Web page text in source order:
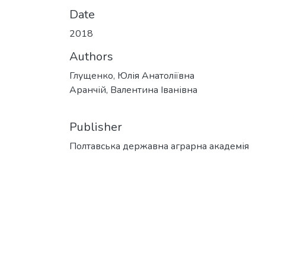
Date
2018
Authors
Глущенко, Юлія Анатоліївна
Аранчій, Валентина Іванівна
Publisher
Полтавська державна аграрна академія